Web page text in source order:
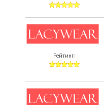
Рейтинг: